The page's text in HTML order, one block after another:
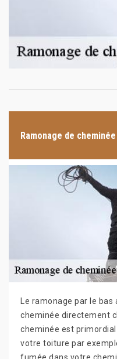
Ramonage de
Le ramonage par le
cheminée directement
cheminée est
votre toiture par